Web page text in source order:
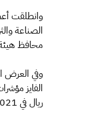
وانطلقت
الصناعة
محافظ
وفي العرض
ريال في 2021 بنسبة نمو سنوي تراكمي بلغت 14%، فيما يتوقع تجاوزه أكثر من 103 مليار ريال في 2025.